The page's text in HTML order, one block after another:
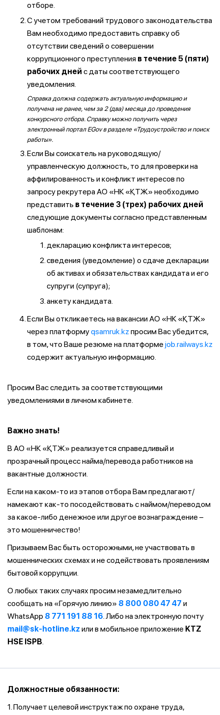
отборе.
С учетом требований трудового законодательства
Вам необходимо предоставить справку об
отсутствии сведений о совершении
коррупционного преступления в течение 5 (пяти)
рабочих дней с даты соответствующего
уведомления.
Справка должна содержать актуальную информацию и
получена не ранее, чем за 2 (два) месяца до проведения
конкурсного отбора. Справку можно получить через
электронный портал EGov в разделе «Трудоустройство и поиск
работы».
Если Вы соискатель на руководящую/
управленческую должность, то для проверки на
аффилированность и конфликт интересов по
запросу рекрутера АО «НК «ҚТЖ» необходимо
представить в течение 3 (трех) рабочих дней
следующие документы согласно представленным
шаблонам:
декларацию конфликта интересов;
сведения (уведомление) о сдаче декларации
об активах и обязательствах кандидата и его
супруги (супруга);
анкету кандидата.
Если Вы откликаетесь на вакансии АО «НК «ҚТЖ»
через платформуqsamruk.kz просим Вас убедится,
в том, что Ваше резюме на платформе job.railways.kz
содержит актуальную информацию.
Просим Вас следить за соответствующими
уведомлениями в личном кабинете.
Важно знать!
В АО «НК «ҚТЖ» реализуется справедливый и
прозрачный процесс найма/перевода работников на
вакантные должности.
Если на каком-то из этапов отбора Вам предлагают/
намекают как-то посодействовать с наймом/переводом
за какое-либо денежное или другое вознаграждение –
это мошенничество!
Призываем Вас быть осторожными, не участвовать в
мошеннических схемах и не содействовать проявлениям
бытовой коррупции.
О любых таких случаях просим незамедлительно
сообщать на «Горячую линию» 8 800 080 47 47 и
WhatsApp 8 771 191 88 16. Либо на электронную почту
mail@sk-hotline.kz или в мобильное приложение KTZ
HSE ISPB.
Должностные обязанности:
1. Получает целевой инструктаж по охране труда,